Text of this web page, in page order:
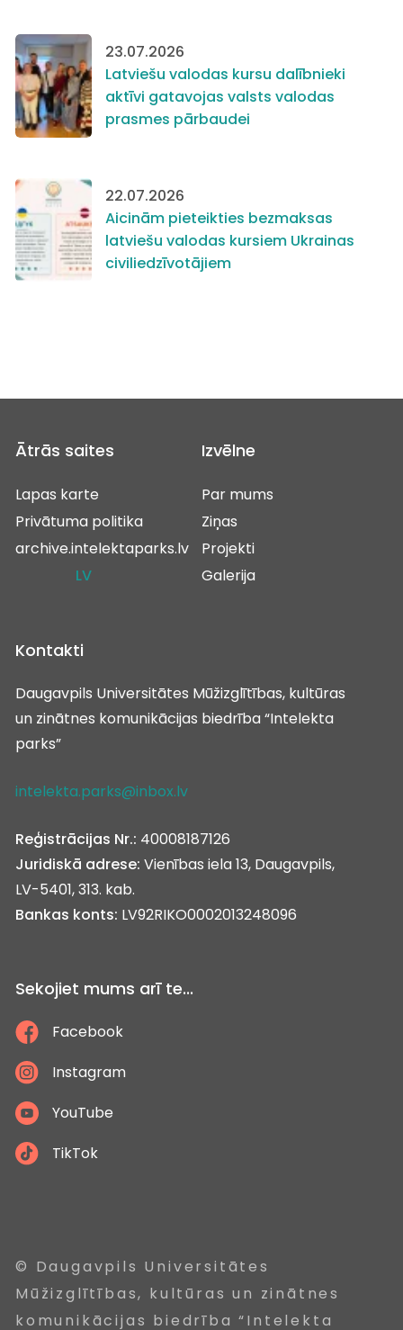
23.07.2026
Latviešu valodas kursu dalībnieki
aktīvi gatavojas valsts valodas
prasmes pārbaudei
22.07.2026
Aicinām pieteikties bezmaksas
latviešu valodas kursiem Ukrainas
civiliedzīvotājiem
Ātrās saites
Lapas karte
Privātuma politika
archive.intelektaparks.lv
LV
Izvēlne
Par mums
Ziņas
Projekti
Galerija
Kontakti
Daugavpils Universitātes Mūžizglītības, kultūras
un zinātnes komunikācijas biedrība “Intelekta
parks”
intelekta.parks@inbox.lv
Reģistrācijas Nr.: 40008187126
Juridiskā adrese: Vienības iela 13, Daugavpils,
LV-5401, 313. kab.
Bankas konts: LV92RIKO0002013248096
Sekojiet mums arī te...
Facebook
Instagram
YouTube
TikTok
© Daugavpils Universitātes
Mūžizglītības, kultūras un zinātnes
komunikācijas biedrība “Intelekta